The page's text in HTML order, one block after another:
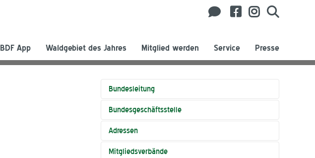
BDF App Waldgebiet des Jahres Mitglied werden Service Presse
Bundesleitung
Bundesgeschäftsstelle
Adressen
Mitgliedsverbände